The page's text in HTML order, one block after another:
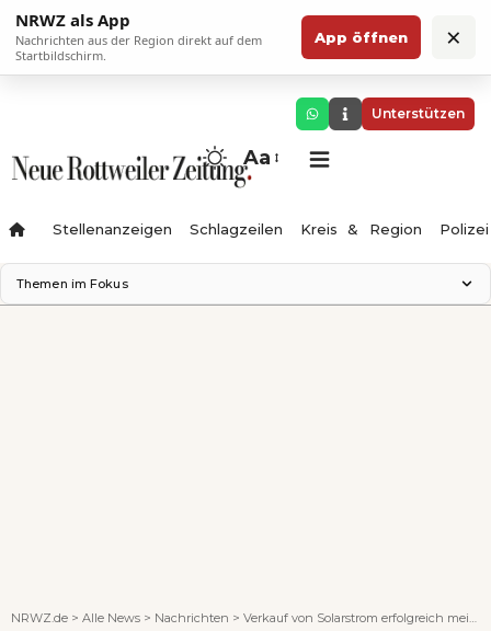
NRWZ als App
Nachrichten aus der Region direkt auf dem
Startbildschirm.
App öffnen ×
Unterstützen
Aa
Stellenanzeigen Schlagzeilen Kreis & Region Polizei
Themen im Fokus
NRWZ.de > Alle News > Nachrichten > Verkauf von Solarstrom erfolgreich meistern